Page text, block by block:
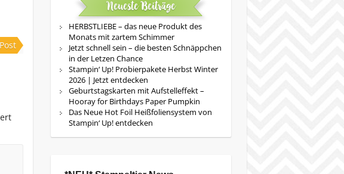
Neueste Beiträge
HERBSTLIEBE – das neue Produkt des
Monats mit zartem Schimmer
Jetzt schnell sein – die besten Schnäppchen
in der Letzen Chance
Stampin‘ Up! Probierpakete Herbst Winter
2026 | Jetzt entdecken
Geburtstagskarten mit Aufstelleffekt –
Hooray for Birthdays Paper Pumpkin
Das Neue Hot Foil Heißfoliensystem von
Stampin‘ Up! entdecken